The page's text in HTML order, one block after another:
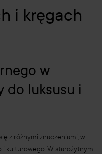
i kręgach
w
do luksusu i
z różnymi znaczeniami, w
kulturowego. W starożytnym